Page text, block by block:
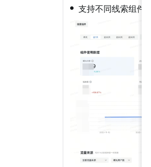
• 支持不同线索组件